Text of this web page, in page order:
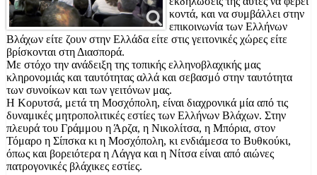
κοντά, και να συμβάλλει στην
επικοινωνία των Ελλήνων
Βλάχων είτε ζουν στην Ελλάδα είτε στις γειτονικές χώρες είτε
βρίσκονται στη Διασπορά.
Με στόχο την ανάδειξη της τοπικής ελληνοβλαχικής μας
κληρονομιάς και ταυτότητας αλλά και σεβασμό στην ταυτότητα
των συνοίκων και των γειτόνων μας.
Η Κορυτσά, μετά τη Μοσχόπολη, είναι διαχρονικά μία από τις
δυναμικές μητροπολιτικές εστίες των Ελλήνων Βλάχων. Στην
πλευρά του Γράμμου η Άρζα, η Νικολίτσα, η Μπόρια, στον
Τόμαρο η Σίπσκα κι η Μοσχόπολη, κι ενδιάμεσα το Βυθκούκι,
όπως και βορειότερα η Λάγγα και η Νίτσα είναι από αιώνες
πατρογονικές βλάχικες εστίες.